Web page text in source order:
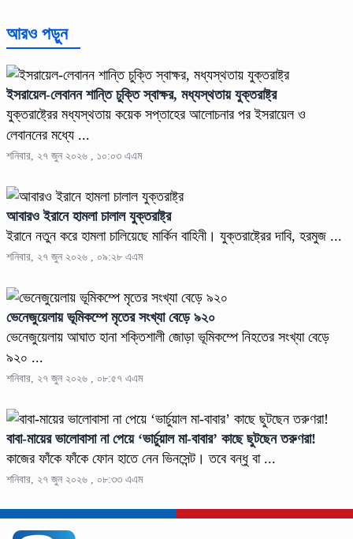
আরও পড়ুন
ইসরায়েল-লেবানন শান্তি চুক্তি স্বাক্ষর, মধ্যস্থতায় যুক্তরাষ্ট্র
যুক্তরাষ্ট্রের মধ্যস্থতায় কয়েক সপ্তাহের আলোচনার পর ইসরায়েল ও
লেবাননের মধ্যে ...
শনিবার, ২৭ জুন ২০২৬ , ১০:০৩ এএম
আবারও ইরানে হামলা চালাল যুক্তরাষ্ট্র
ইরানে নতুন করে হামলা চালিয়েছে মার্কিন বাহিনী। যুক্তরাষ্ট্রের দাবি, হরমুজ ...
শনিবার, ২৭ জুন ২০২৬ , ০৯:২৮ এএম
ভেনেজুয়েলায় ভূমিকম্পে মৃতের সংখ্যা বেড়ে ৯২০
ভেনেজুয়েলায় আঘাত হানা শক্তিশালী জোড়া ভূমিকম্পে নিহতের সংখ্যা বেড়ে
৯২০ ...
শনিবার, ২৭ জুন ২০২৬ , ০৮:৫৭ এএম
বাবা-মায়ের ভালোবাসা না পেয়ে ‘ভার্চুয়াল মা-বাবার’ কাছে ছুটছেন তরুণরা!
কাজের ফাঁকে ফাঁকে ফোন হাতে নেন ভিনসেন্ট। তবে বন্ধু বা ...
শনিবার, ২৭ জুন ২০২৬ , ০৮:৩৩ এএম